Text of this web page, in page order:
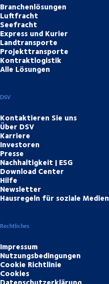
Branchenlösungen
Luftfracht
Seefracht
Express und Kurier
Landtransporte
Projekttransporte
Kontraktlogistik
Alle Lösungen
DSV
Kontaktieren Sie uns
Über DSV
Karriere
Investoren
Presse
Nachhaltigkeit | ESG
Download Center
Hilfe
Newsletter
Hausregeln für soziale Medien
Rechtliches
Impressum
Nutzungsbedingungen
Cookie Richtlinie
Cookies